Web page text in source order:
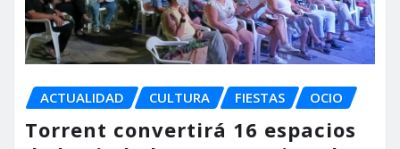
ACTUALIDAD CULTURA FIESTAS OCIO
Torrent convertirá 16 espacios